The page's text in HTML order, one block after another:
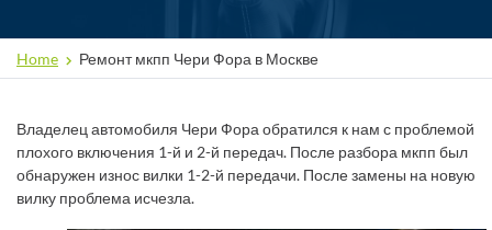
Home Ремонт мкпп Чери Фора в Москве
Владелец автомобиля Чери Фора обратился к нам с проблемой
плохого включения 1-й и 2-й передач. После разбора мкпп был
обнаружен износ вилки 1-2-й передачи. После замены на новую
вилку проблема исчезла.